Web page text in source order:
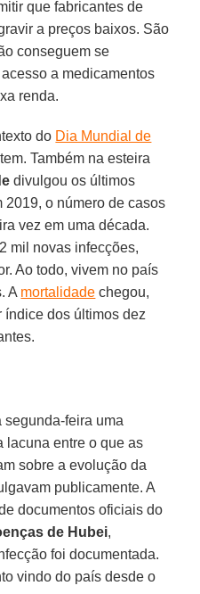
que fabricantes de
a preços baixos. São
conseguem se
a medicamentos
renda.
do Dia Mundial de
Também na esteira
divulgou os últimos
2019, o número de casos
vez em uma década.
mil novas infecções,
Ao todo, vivem no país
A mortalidade chegou,
índice dos últimos dez
feira uma
lacuna entre o que as
sobre a evolução da
publicamente. A
documentos oficiais do
de Hubei,
foi documentada.
vindo do país desde o